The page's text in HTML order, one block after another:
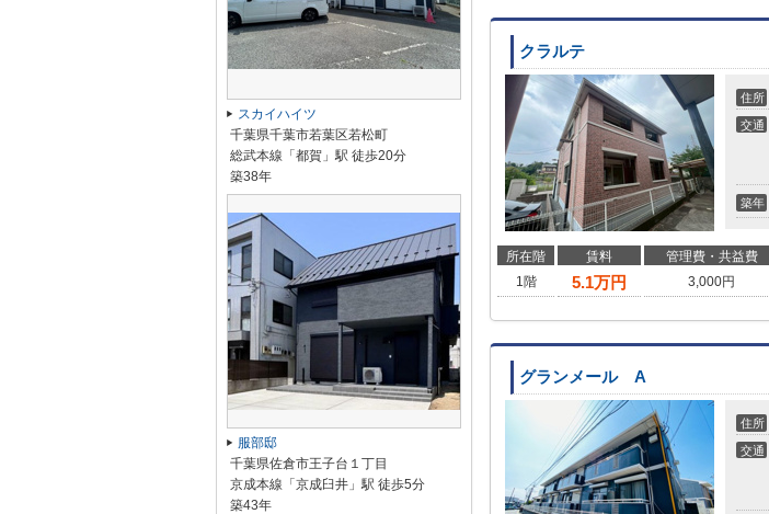
クラルテ
住所
交通
築年
所在階 賃料 管理費・共益費
1階
5.1万円 3,000円
グランメール A
住所
交通
スカイハイツ
千葉県千葉市若葉区若松町
総武本線「都賀」駅 徒歩20分
築38年
服部邸
千葉県佐倉市王子台１丁目
京成本線「京成臼井」駅 徒歩5分
築43年